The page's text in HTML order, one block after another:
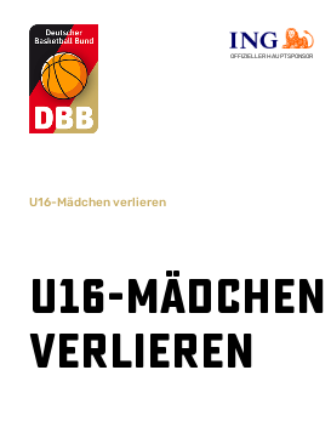
OFFIZIELLER HAUPTSPONSOR
U16-Mädchen verlieren
U16-Mädchen
verlieren